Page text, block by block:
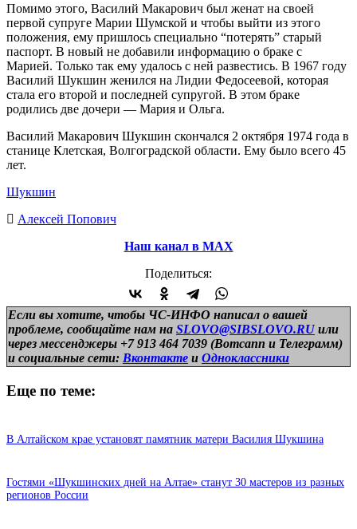
Помимо этого, Василий Макарович был женат на своей
первой супруге Марии Шумской и чтобы выйти из этого
положения, ему пришлось специально “потерять” старый
паспорт. В новый не добавили информацию о браке с
Марией. Только так ему удалось с ней развестись. В 1967 году
Василий Шукшин женился на Лидии Федосеевой, которая
стала его второй и последней супругой. В этом браке
родились две дочери — Мария и Ольга.
Василий Макарович Шукшин скончался 2 октября 1974 года в
станице Клетская, Волгоградской области. Ему было всего 45
лет.
Шукшин
Алексей Попович
Наш канал в МАХ
Поделиться:
Если вы хотите, чтобы ЧС-ИНФО написал о вашей
проблеме, сообщайте нам на SLOVO@SIBSLOVO.RU или
через мессенджеры +7 913 464 7039 (Вотсапп и Телеграмм)
и социальные сети: Вконтакте и Одноклассники
Еще по теме:
В Алтайском крае установят памятник матери Василия Шукшина
Гостями «Шукшинских дней на Алтае» станут 30 мастеров из разных
регионов России